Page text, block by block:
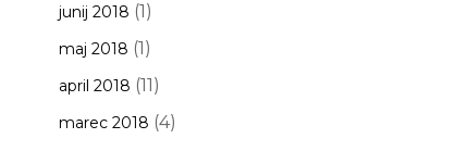
junij 2018 (1)
maj 2018 (1)
april 2018 (11)
marec 2018 (4)